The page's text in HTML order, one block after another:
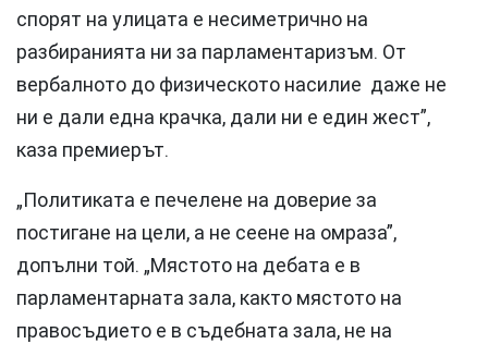
спорят на улицата е несиметрично на
разбиранията ни за парламентаризъм. От
вербалното до физическото насилие даже не
ни е дали една крачка, дали ни е един жест”,
каза премиерът.
„Политиката е печелене на доверие за
постигане на цели, а не сеене на омраза”,
допълни той. „Мястото на дебата е в
парламентарната зала, както мястото на
правосъдието е в съдебната зала, не на